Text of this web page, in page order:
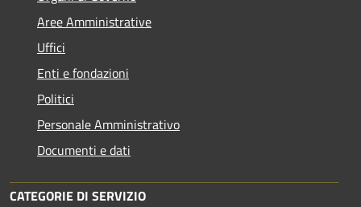
Aree Amministrative
Uffici
Enti e fondazioni
Politici
Personale Amministrativo
Documenti e dati
CATEGORIE DI SERVIZIO